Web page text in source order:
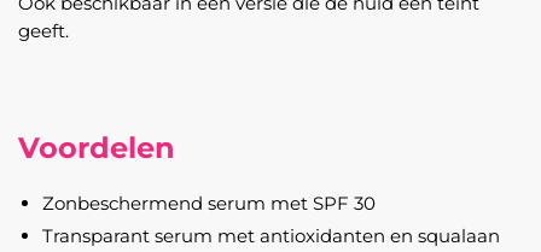
geeft.
Voordelen
Zonbeschermend serum met SPF 30
Transparant serum met antioxidanten en squalaan